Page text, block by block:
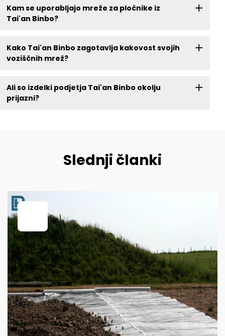
Kam se uporabljajo mreže za pločnike iz
Tai'an Binbo?
Kako Tai'an Binbo zagotavlja kakovost svojih
voziščnih mrež?
Ali so izdelki podjetja Tai'an Binbo okolju
prijazni?
Slednji članki